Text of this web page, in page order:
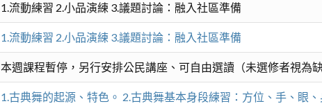
1.流動練習 2.小品演練 3.議題討論：融入社區準備
1.流動練習 2.小品演練 3.議題討論：融入社區準備
本週課程暫停，另行安排公民講座、可自由選讀（未選修者視為缺
1.古典舞的起源、特色。 2.古典舞基本身段練習：方位、手、眼